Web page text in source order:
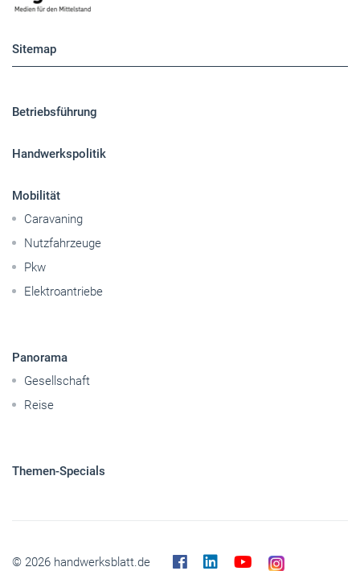
Sitemap
Betriebsführung
Handwerkspolitik
Mobilität
Caravaning
Nutzfahrzeuge
Pkw
Elektroantriebe
Panorama
Gesellschaft
Reise
Themen-Specials
© 2026 handwerksblatt.de